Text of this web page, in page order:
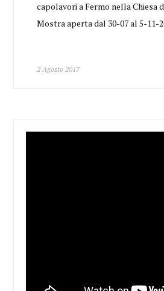
capolavori a Fermo nella Chiesa
Mostra aperta dal 30-07 al 5-11-
2 Agosto 2017